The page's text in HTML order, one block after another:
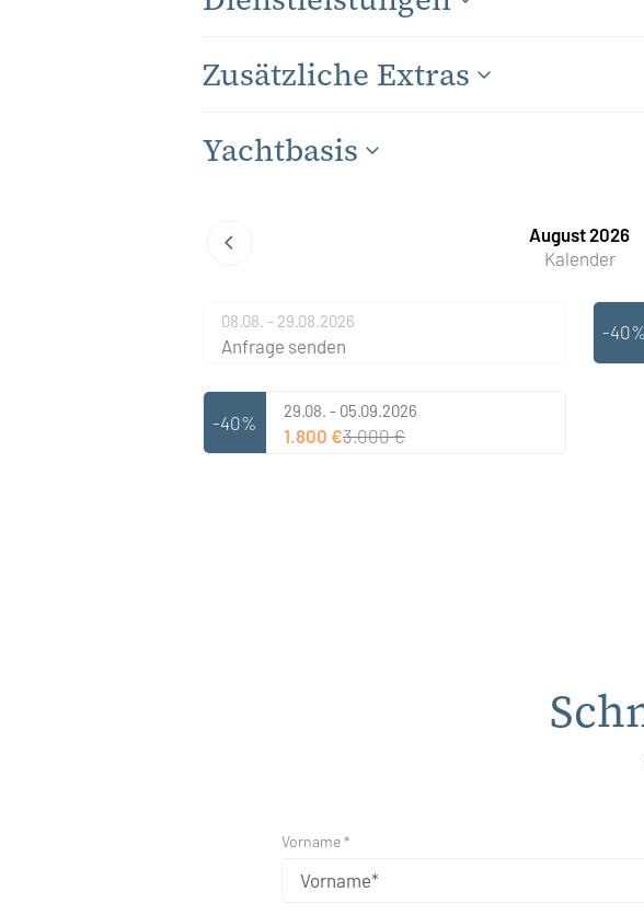
Zusätzliche Extras
Yachtbasis
August 2026
Kalender
08.08. - 29.08.2026
Anfrage senden
-40%
-40%
29.08. - 05.09.2026
1.800 €3.000 €
Vorname *